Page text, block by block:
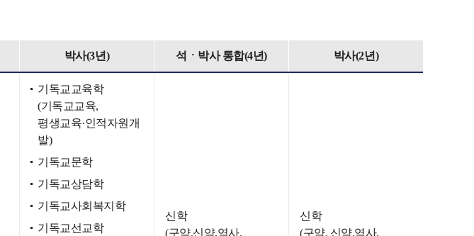
박사(3년) 석ㆍ박사 통합(4년) 박사(2년)
기독교교육학
(기독교교육,
평생교육·인적자원개
발)
기독교문학
기독교상담학
기독교사회복지학
기독교선교학
신학
(구약,신약,역사,
신학
(구약, 신약,역사,